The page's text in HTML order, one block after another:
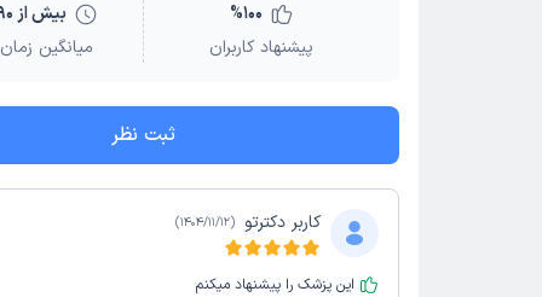
%100
پیشنهاد کاربران
بیش از 90 دقیقه
میانگین زمان
ثبت نظر
کاربر دکترتو (
1404/11/12
)
این پزشک را پیشنهاد میکنم